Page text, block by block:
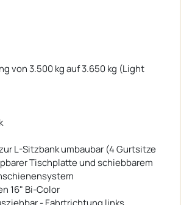
von 3.500 kg auf 3.650 kg (Light
L-Sitzbank umbaubar (4 Gurtsitze
Tischplatte und schiebbarem
16" Bi-Color